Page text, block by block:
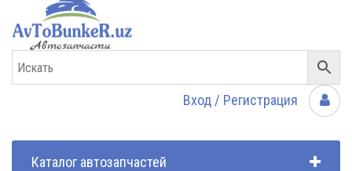
Вход / Регистрация
Каталог автозапчастей